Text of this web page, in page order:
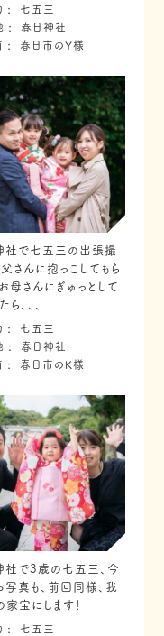
七五三
春日神社
春日市のY様
社で七五三の出張撮
さんに抱っこしてもら
母さんにぎゅっとして
ら、、、
七五三
春日神社
春日市のK様
社で3歳の七五三、今
写真も、前回同様、我
家宝にします！
七五三